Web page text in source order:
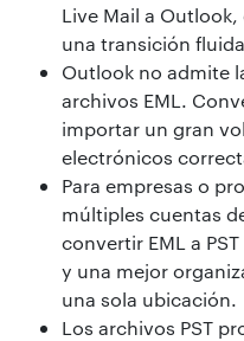
Live Mail a Outlook,
una transición
Outlook no admite
archivos EML.
importar un gran
electrónicos
Para empresas o
múltiples cuentas
convertir EML a
y una mejor
una sola ubicación.
Los archivos PST